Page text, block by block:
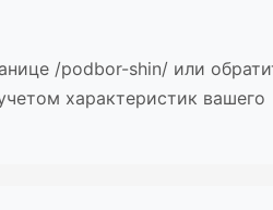
/podbor-shin/ или
характеристик вашего